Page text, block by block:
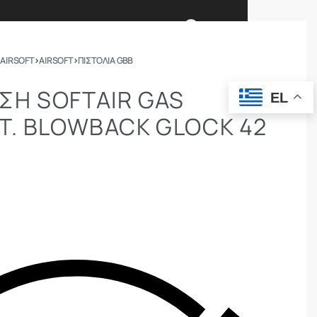
ΣΩΜΑΤΑ ΑΣΦΑΛΕΙΑΣ OUTDOOR
›AIRSOFT›ΠΙΣΤΌΛΙΑ GBB
SOFTAIR GAS
BLOWBACK GLOCK 42
EL